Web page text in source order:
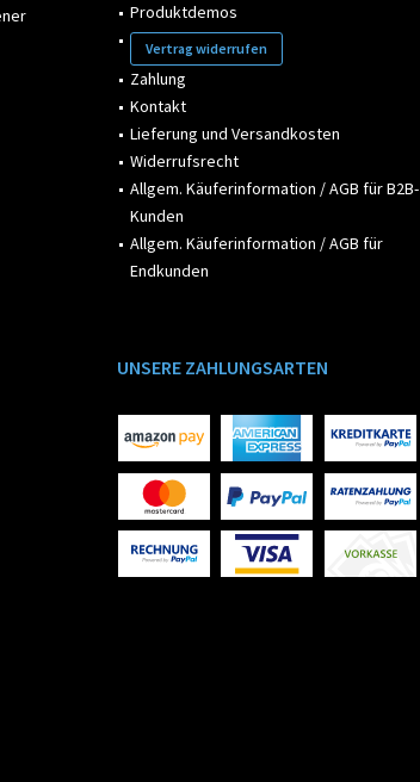
Produktdemos
Vertrag widerrufen
Zahlung
Kontakt
Lieferung und Versandkosten
Widerrufsrecht
Allgem. Käuferinformation / AGB für B2B-
Kunden
Allgem. Käuferinformation / AGB für
Endkunden
UNSERE ZAHLUNGSARTEN